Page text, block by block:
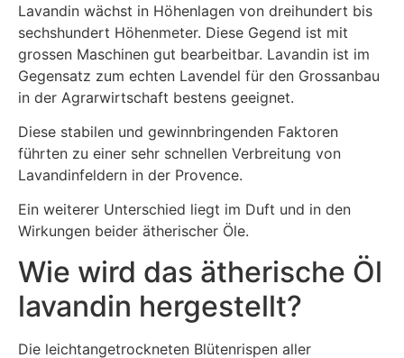
Lavandin wächst in Höhenlagen von dreihundert bis
sechshundert Höhenmeter. Diese Gegend ist mit
grossen Maschinen gut bearbeitbar. Lavandin ist im
Gegensatz zum echten Lavendel für den Grossanbau
in der Agrarwirtschaft bestens geeignet.
Diese stabilen und gewinnbringenden Faktoren
führten zu einer sehr schnellen Verbreitung von
Lavandinfeldern in der Provence.
Ein weiterer Unterschied liegt im Duft und in den
Wirkungen beider ätherischer Öle.
Wie wird das ätherische Öl
lavandin hergestellt?
Die leichtangetrockneten Blütenrispen aller